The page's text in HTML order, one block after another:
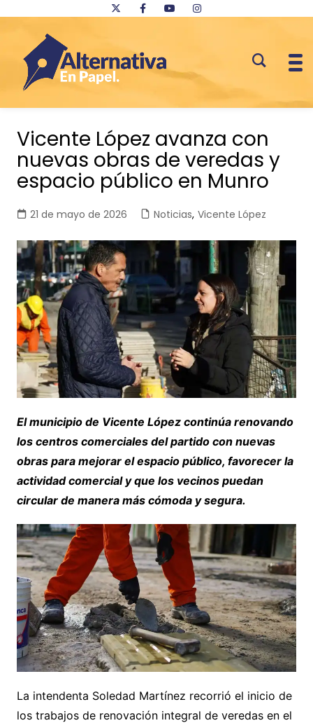
contenido
Vicente López avanza con
nuevas obras de veredas y
espacio público en Munro
21 de mayo de 2026 Noticias, Vicente López
El municipio de Vicente López continúa renovando
los centros comerciales del partido con nuevas
obras para mejorar el espacio público, favorecer la
actividad comercial y que los vecinos puedan
circular de manera más cómoda y segura.
La intendenta Soledad Martínez recorrió el inicio de
los trabajos de renovación integral de veredas en el